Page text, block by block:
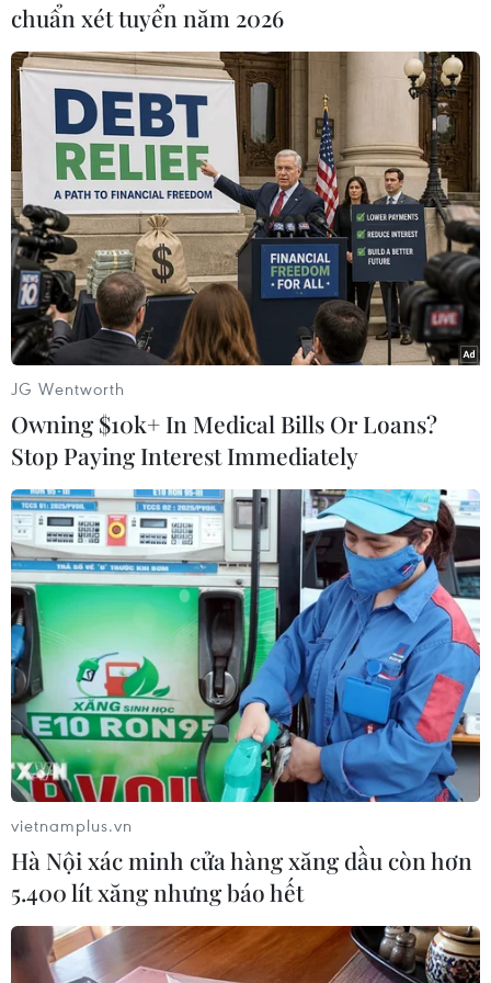
#Bộ Thương mại Trung Quốc #Shu Jueting
#MOC
#FDI
#Kinh tế Trung Quốc Trung Quốc
Theo dõi VietnamPlus
TIN LIÊN QUAN
chuẩn xét tuyển năm 2026
JG Wentworth
Owning $10k+ In Medical Bills Or Loans?
Stop Paying Interest Immediately
vietnamplus.vn
Hà Nội xác minh cửa hàng xăng dầu còn hơn
5.400 lít xăng nhưng báo hết